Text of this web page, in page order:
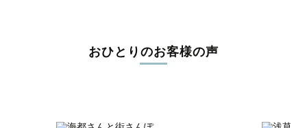
おひとりのお客様の声